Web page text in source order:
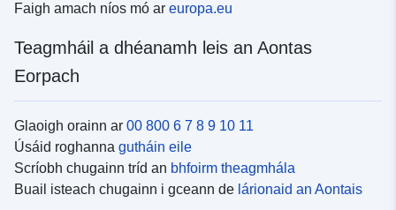
Faigh amach níos mó ar europa.eu
Teagmháil a dhéanamh leis an Aontas
Eorpach
Glaoigh orainn ar 00 800 6 7 8 9 10 11
Úsáid roghanna gutháin eile
Scríobh chugainn tríd an bhfoirm theagmhála
Buail isteach chugainn i gceann de lárionaid an Aontais